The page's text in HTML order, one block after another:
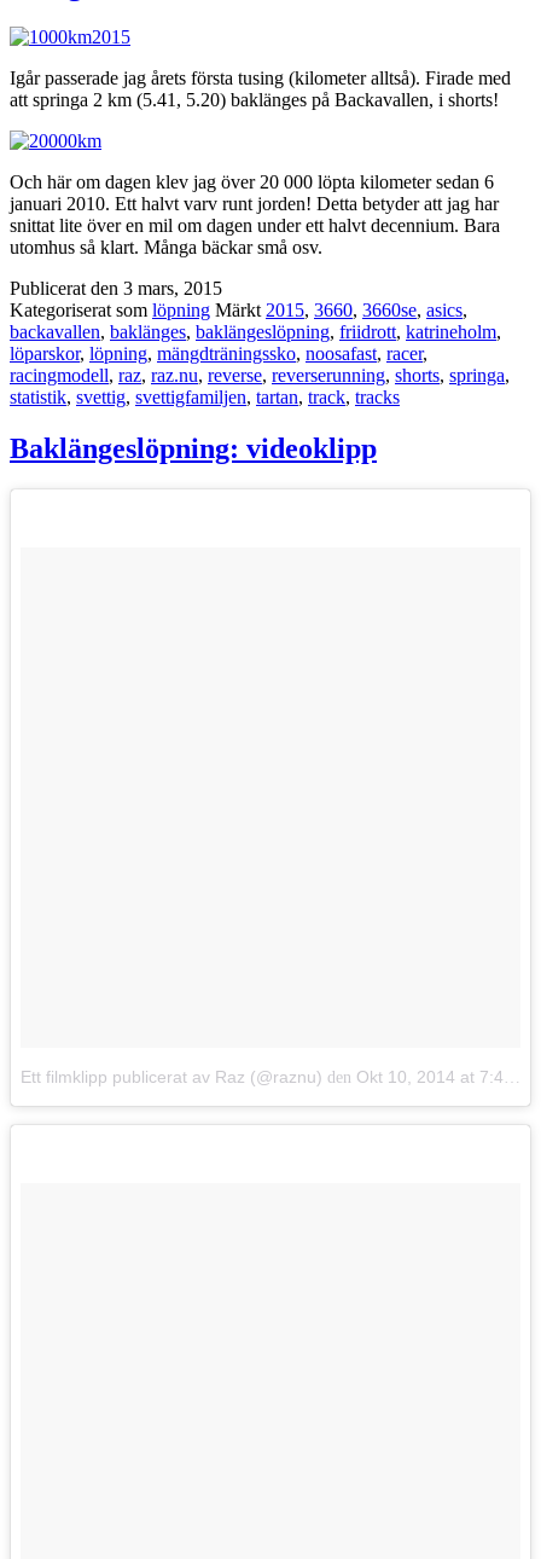
Igår passerade jag årets första tusing (kilometer alltså). Firade med
att springa 2 km (5.41, 5.20) baklänges på Backavallen, i shorts!
Och här om dagen klev jag över 20 000 löpta kilometer sedan 6
januari 2010. Ett halvt varv runt jorden! Detta betyder att jag har
snittat lite över en mil om dagen under ett halvt decennium. Bara
utomhus så klart. Många bäckar små osv.
Publicerat den 3 mars, 2015
Kategoriserat som löpning Märkt 2015, 3660, 3660se, asics,
backavallen, baklänges, baklängeslöpning, friidrott, katrineholm,
löparskor, löpning, mängdträningssko, noosafast, racer,
racingmodell, raz, raz.nu, reverse, reverserunning, shorts, springa,
statistik, svettig, svettigfamiljen, tartan, track, tracks
Baklängeslöpning: videoklipp
Ett filmklipp publicerat av Raz (@raznu) den Okt 10, 2014 at 7:42 PDT